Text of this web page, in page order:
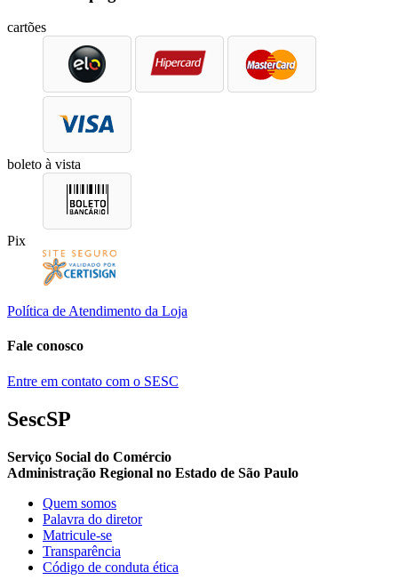
cartões
boleto à vista
Pix
Política de Atendimento da Loja
Fale conosco
Entre em contato com o SESC
SescSP
Serviço Social do Comércio
Administração Regional no Estado de São Paulo
Quem somos
Palavra do diretor
Matricule-se
Transparência
Código de conduta ética